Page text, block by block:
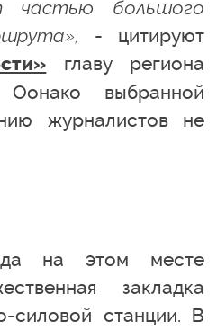
частью большого
- цитируют
главу региона
выбранной
журналистов не
на этом месте
закладка
силовой станции. В